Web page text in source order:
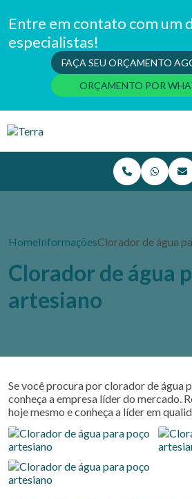
Entre em contato com um
especialistas!
FAÇA SEU ORÇAMENTO
ORÇAMENTO POR
HomeInformaçõesClorador de água
Clorador de água
artesiano
Se você procura porclorador de água
conheça a empresa líder do mercado.
hoje mesmo e conheça a líder em